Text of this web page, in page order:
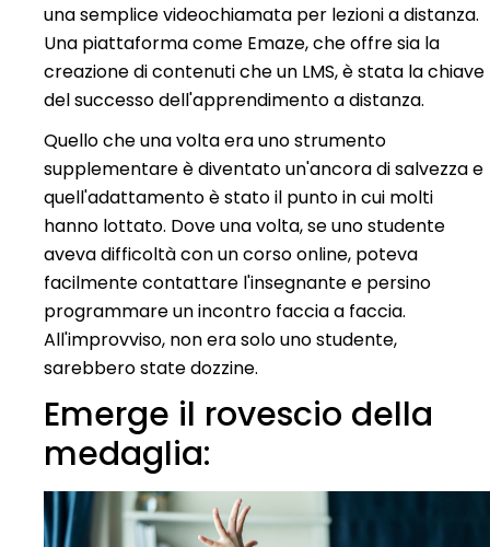
una semplice videochiamata per lezioni a distanza.
Una piattaforma come Emaze, che offre sia la
creazione di contenuti che un LMS, è stata la chiave
del successo dell'apprendimento a distanza.
Quello che una volta era uno strumento
supplementare è diventato un'ancora di salvezza e
quell'adattamento è stato il punto in cui molti
hanno lottato. Dove una volta, se uno studente
aveva difficoltà con un corso online, poteva
facilmente contattare l'insegnante e persino
programmare un incontro faccia a faccia.
All'improvviso, non era solo uno studente,
sarebbero state dozzine.
Emerge il rovescio della
medaglia: